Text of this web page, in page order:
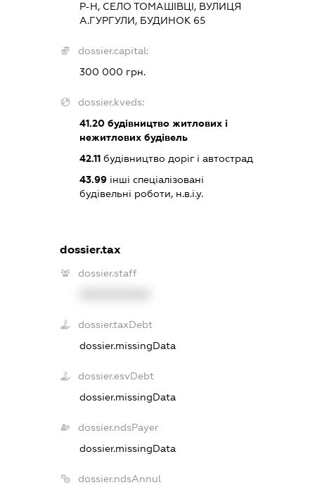
Р-Н, СЕЛО ТОМАШІВЦІ, ВУЛИЦЯ
А.ГУРГУЛИ, БУДИНОК 65
dossier.capital:
300 000 грн.
dossier.kveds:
41.20будівництво житлових і
нежитлових будівель
42.11будівництво доріг і автострад
43.99інші спеціалізовані
будівельні роботи, н.в.і.у.
dossier.tax
dossier.staff
dossier.taxDebt
dossier.missingData
dossier.esvDebt
dossier.missingData
dossier.ndsPayer
dossier.missingData
dossier.ndsAnnul